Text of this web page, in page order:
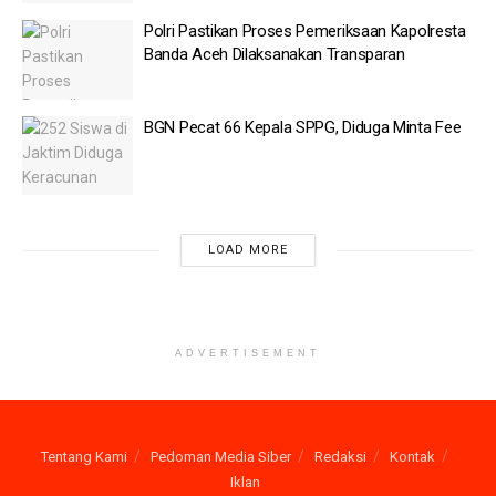
Setahun Beroperasi, Prabowo Sebut Pendapatan
Danantara Melejit hingga 400%
Perusahaan Induk FB Didenda Rp10 Triliun karena Dinilai
merusak Mental Anak
dimaksudkan untuk merendahkan nilai budaya maupun religius
Hardiknas sebelum mengikuti upacara.
adat Aceh untuk upacara Hardiknas sebagai bentuk
Polri Pastikan Proses Pemeriksaan Kapolresta
Banda Aceh Dilaksanakan Transparan
BGN Pecat 66 Kepala SPPG, Diduga Minta Fee
LOAD MORE
ADVERTISEMENT
Tentang Kami Pedoman Media Siber Redaksi
Kontak
Iklan